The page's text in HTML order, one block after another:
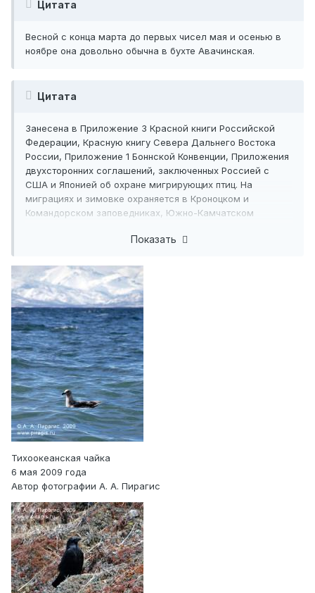
Цитата
Весной с конца марта до первых чисел мая и осенью в
ноябре она довольно обычна в бухте Авачинская.
Цитата
Занесена в Приложение 3 Красной книги Российской
Федерации, Красную книгу Севера Дальнего Востока
России, Приложение 1 Боннской Конвенции, Приложения
двухсторонних соглашений, заключенных Россией с
США и Японией об охране мигрирующих птиц. На
миграциях и зимовке охраняется в Кроноцком и
Командорском заповедниках, Южно-Камчатском
Показать
Тихоокеанская чайка
6 мая 2009 года
Автор фотографии А. А. Пирагис